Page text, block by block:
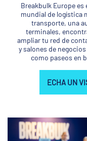
Breakbulk Europe
mundial de logística
transporte, una
terminales,
ampliar tu red de
y salones de
como paseos en
ECHA UN